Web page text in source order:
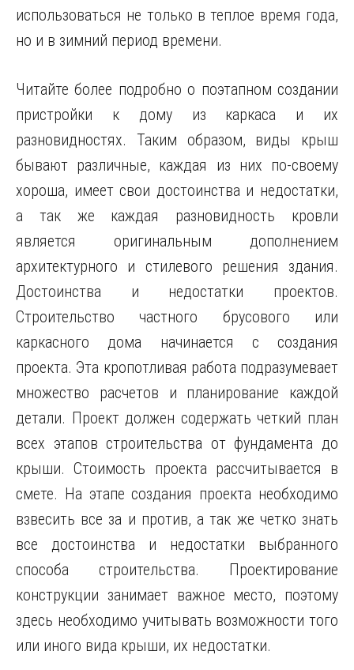
использоваться не только в теплое время года,
но и в зимний период времени.
Читайте более подробно о поэтапном создании
пристройки к дому из каркаса и их
разновидностях. Таким образом, виды крыш
бывают различные, каждая из них по-своему
хороша, имеет свои достоинства и недостатки,
а так же каждая разновидность кровли
является оригинальным дополнением
архитектурного и стилевого решения здания.
Достоинства и недостатки проектов.
Строительство частного брусового или
каркасного дома начинается с создания
проекта. Эта кропотливая работа подразумевает
множество расчетов и планирование каждой
детали. Проект должен содержать четкий план
всех этапов строительства от фундамента до
крыши. Стоимость проекта рассчитывается в
смете. На этапе создания проекта необходимо
взвесить все за и против, а так же четко знать
все достоинства и недостатки выбранного
способа строительства. Проектирование
конструкции занимает важное место, поэтому
здесь необходимо учитывать возможности того
или иного вида крыши, их недостатки.